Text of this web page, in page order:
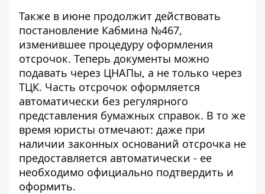
Также в июне продолжит действовать
постановление Кабмина №467,
изменившее процедуру оформления
отсрочок. Теперь документы можно
подавать через ЦНАПы, а не только через
ТЦК. Часть отсрочок оформляется
автоматически без регулярного
представления бумажных справок. В то же
время юристы отмечают: даже при
наличии законных оснований отсрочка не
предоставляется автоматически - ее
необходимо официально подтвердить и
оформить.